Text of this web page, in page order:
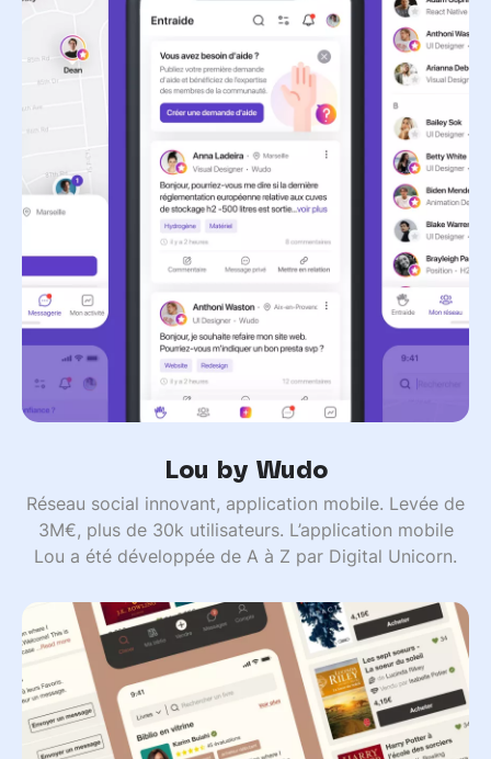
Lou by Wudo
Réseau social innovant, application mobile. Levée de
3M€, plus de 30k utilisateurs. L’application mobile
Lou a été développée de A à Z par Digital Unicorn.